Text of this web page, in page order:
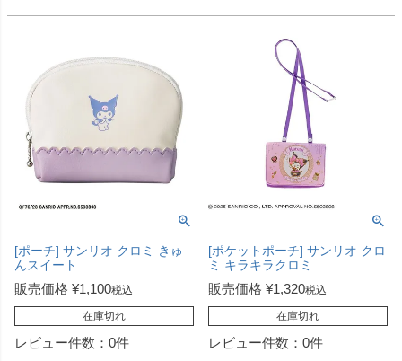
[ポーチ] サンリオ クロミ きゅ
んスイート
販売価格 ¥1,100税込
在庫切れ
レビュー件数：0件
[ポケットポーチ] サンリオ クロ
ミ キラキラクロミ
販売価格 ¥1,320税込
在庫切れ
レビュー件数：0件